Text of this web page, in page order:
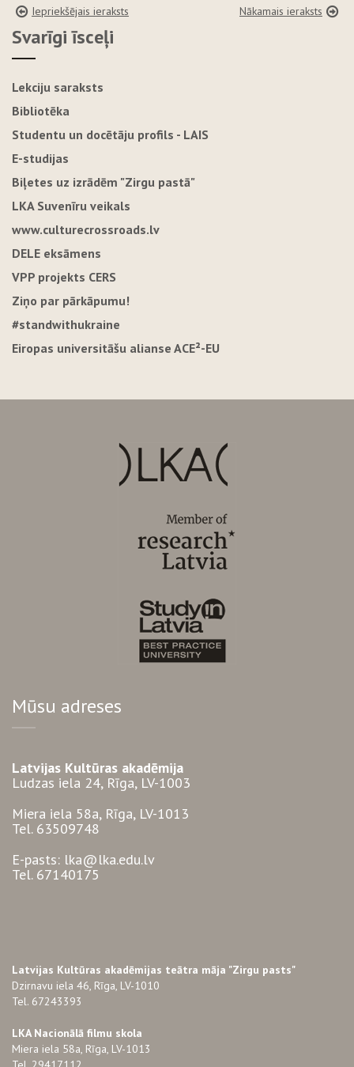
Iepriekšējais ieraksts Nākamais ieraksts
Svarīgi īsceļi
Lekciju saraksts
Bibliotēka
Studentu un docētāju profils - LAIS
E-studijas
Biļetes uz izrādēm "Zirgu pastā"
LKA Suvenīru veikals
www.culturecrossroads.lv
DELE eksāmens
VPP projekts CERS
Ziņo par pārkāpumu!
#standwithukraine
Eiropas universitāšu alianse ACE²-EU
Mūsu adreses
Latvijas Kultūras akadēmija
Ludzas iela 24, Rīga, LV-1003
Miera iela 58a, Rīga, LV-1013
Tel. 63509748
E-pasts: lka@lka.edu.lv
Tel. 67140175
Latvijas Kultūras akadēmijas teātra māja "Zirgu pasts"
Dzirnavu iela 46, Rīga, LV-1010
Tel. 67243393
LKA Nacionālā filmu skola
Miera iela 58a, Rīga, LV-1013